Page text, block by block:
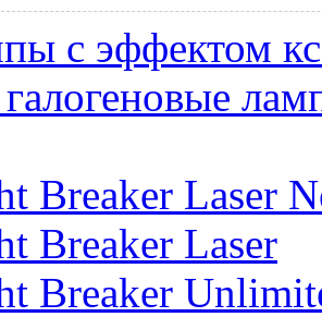
с эффектом
Breaker Laser
Breaker Laser
Breaker